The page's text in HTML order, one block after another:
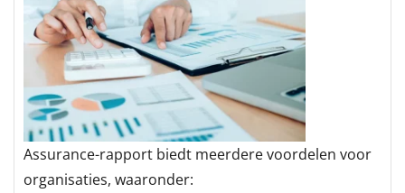
Assurance-rapport biedt meerdere voordelen voor
organisaties, waaronder: